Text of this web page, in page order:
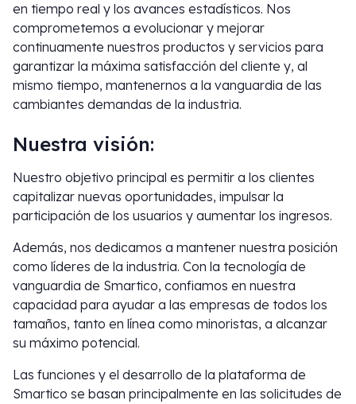
en tiempo real y los avances estadísticos. Nos
comprometemos a evolucionar y mejorar
continuamente nuestros productos y servicios para
garantizar la máxima satisfacción del cliente y, al
mismo tiempo, mantenernos a la vanguardia de las
cambiantes demandas de la industria.
Nuestra visión:
Nuestro objetivo principal es permitir a los clientes
capitalizar nuevas oportunidades, impulsar la
participación de los usuarios y aumentar los ingresos.
Además, nos dedicamos a mantener nuestra posición
como líderes de la industria. Con la tecnología de
vanguardia de Smartico, confiamos en nuestra
capacidad para ayudar a las empresas de todos los
tamaños, tanto en línea como minoristas, a alcanzar
su máximo potencial.
Las funciones y el desarrollo de la plataforma de
Smartico se basan principalmente en las solicitudes de